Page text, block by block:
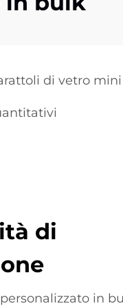
di vetro
di
in